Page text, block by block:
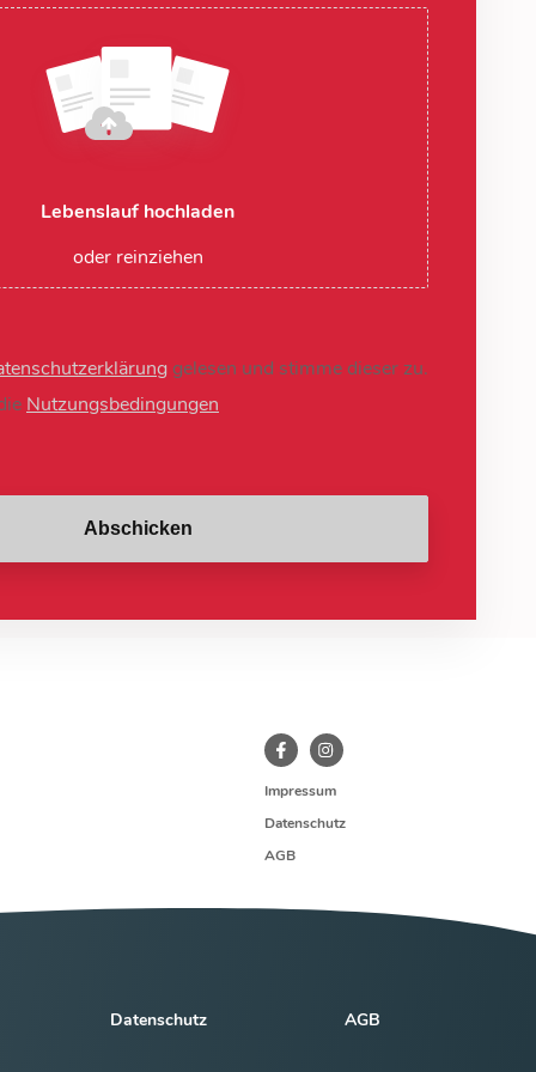
Lebenslauf hochladen
oder reinziehen
gelesen und stimme dieser zu.
Nutzungsbedingungen
Abschicken
Impressum
Datenschutz
AGB
Datenschutz AGB